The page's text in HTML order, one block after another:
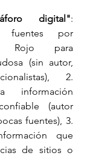
digital":
fuentes por
Rojo para
(sin autor,
2.
información
(autor
fuentes), 3.
que
de sitios o